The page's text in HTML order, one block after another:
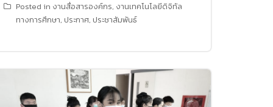
Posted in งานสื่อสารองค์กร, งานเทคโนโลยีดิจิทัล
ทางการศึกษา, ประกาศ, ประชาสัมพันธ์